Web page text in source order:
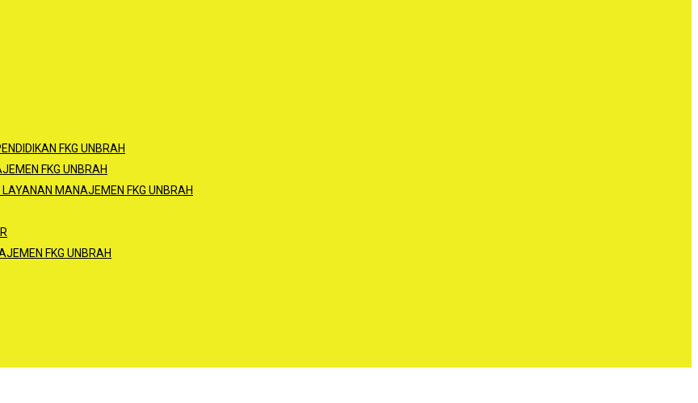
FKG UNBRAH
FKG UNBRAH
MANAJEMEN FKG UNBRAH
FKG UNBRAH